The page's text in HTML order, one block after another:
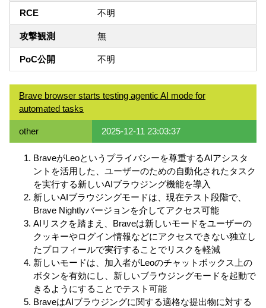
RCE 不明
攻撃観測 無
PoC公開 不明
Brave browser starts testing agentic AI mode for
automated tasks
other 2025-12-11 23:03:37
BraveがLeoというプライバシーを尊重するAIアシスタ
ントを活用した、ユーザーのための自動化されたタスク
を実行する新しいAIブラウジング機能を導入
新しいAIブラウジングモードは、現在テスト段階で、
Brave Nightlyバージョンを介してアクセス可能
AIリスクを踏まえ、Braveは新しいモードをユーザーの
クッキーやログイン情報などにアクセスできない独立し
たプロフィールで実行することでリスクを軽減
新しいモードは、加入者がLeoのチャットボックス上の
ボタンを有効にし、新しいブラウジングモードを起動で
きるようにすることでテスト可能
BraveはAIブラウジングに関する適格な提出物に対する